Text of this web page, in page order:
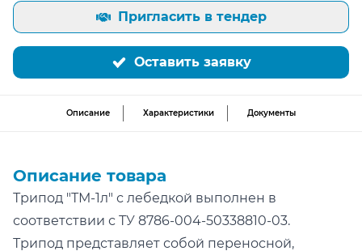
Пригласить в тендер
Оставить заявку
Описание Характеристики Документы
Описание товара
Трипод "ТМ-1л" с лебедкой выполнен в
соответствии с ТУ 8786-004-50338810-03.
Трипод представляет собой переносной,